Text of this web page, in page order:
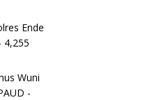
Ende
Wuni
-